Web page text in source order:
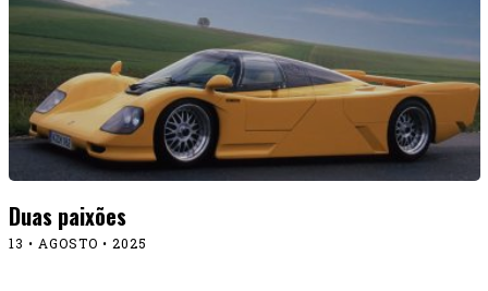
Duas paixões
13 • AGOSTO • 2025